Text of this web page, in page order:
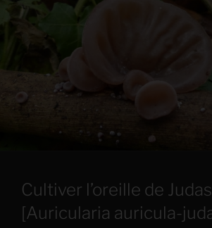
Cultiver l’oreille de Judas
[Auricularia auricula-